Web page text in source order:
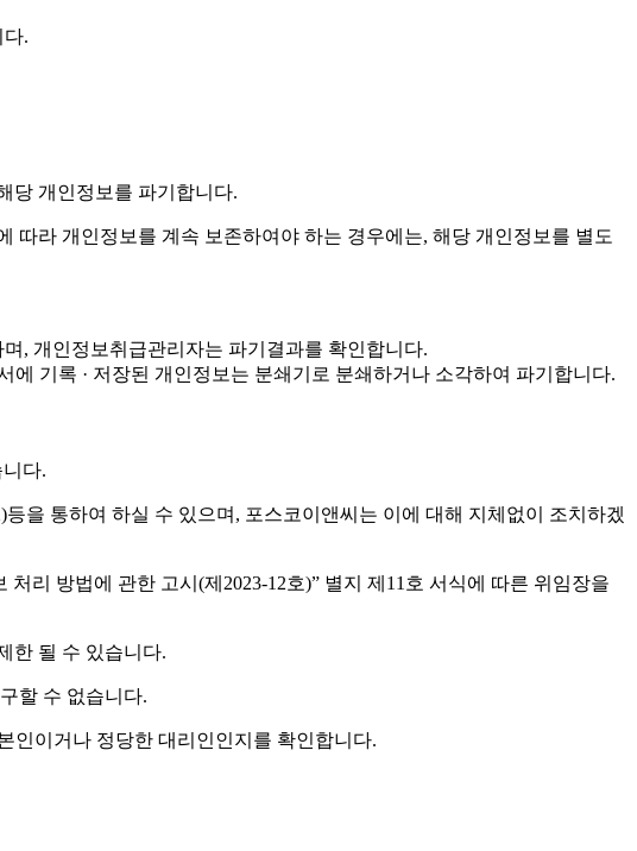
.
당 개인정보를 파기합니다.
라 개인정보를 계속 보존하여야 하는 경우에는, 해당 개인정보를 별도
, 개인정보취급관리자는 파기결과를 확인합니다.
기록 · 저장된 개인정보는 분쇄기로 분쇄하거나 소각하여 파기합니다.
다.
을 통하여 하실 수 있으며, 포스코이앤씨는 이에 대해 지체없이 조치하겠
리 방법에 관한 고시(제2023-12호)” 별지 제11호 서식에 따른 위임장을
한 될 수 있습니다.
할 수 없습니다.
인이거나 정당한 대리인인지를 확인합니다.